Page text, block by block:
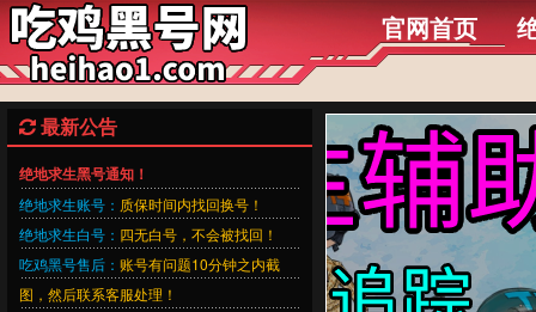
官网首页
最新公告
绝地求生黑号通知！
绝地求生账号： 质保时间内找回换号！
绝地求生白号： 四无白号，不会被找回！
吃鸡黑号售后： 账号有问题10分钟之内截
图，然后联系客服处理！